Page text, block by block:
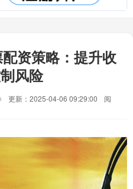
资策略：提升收
风险
更新：2025-04-06 09:29:00
阅